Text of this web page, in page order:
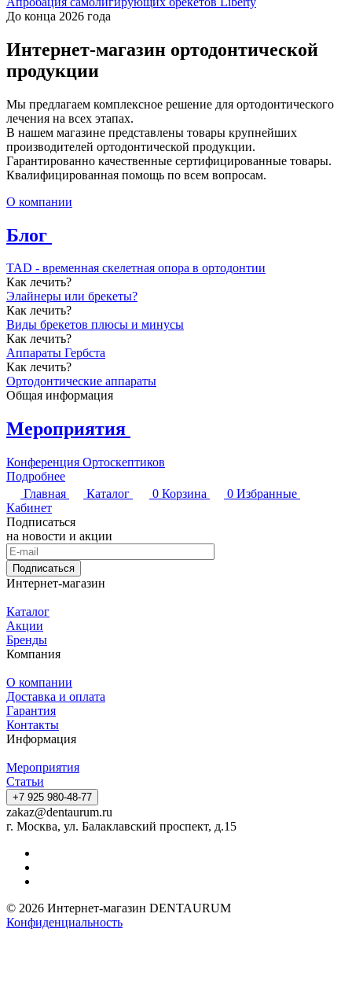
До конца 2026 года
Интернет-магазин ортодонтической
продукции
Мы предлагаем комплексное решение для ортодонтического
лечения на всех этапах.
В нашем магазине представлены товары крупнейших
производителей ортодонтической продукции.
Гарантированно качественные сертифицированные товары.
Квалифицированная помощь по всем вопросам.
О компании
Блог
TAD - временная скелетная опора в ортодонтии
Как лечить?
Элайнеры или брекеты?
Как лечить?
Виды брекетов плюсы и минусы
Как лечить?
Аппараты Гербста
Как лечить?
Ортодонтические аппараты
Общая информация
Мероприятия
Конференция Ортоскептиков
Подробнее
Главная
Каталог 0 Корзина 0 Избранные
Кабинет
Подписаться
на новости и акции
Подписаться
Интернет-магазин
Каталог
Акции
Бренды
Компания
О компании
Доставка и оплата
Гарантия
Контакты
Информация
Мероприятия
Статьи
+7 925 980-48-77
zakaz@dentaurum.ru
г. Москва, ул. Балаклавский проспект, д.15
© 2026 Интернет-магазин DENTAURUM
Конфиденциальность